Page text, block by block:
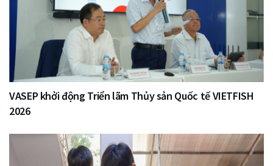
VASEP khởi động Triển lãm Thủy sản Quốc tế VIETFISH
2026